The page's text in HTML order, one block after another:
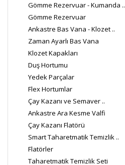
Gömme Rezervuar - Kumanda ..
Gömme Rezervuar
Ankastre Bas Vana - Klozet ..
Zaman Ayarlı Bas Vana
Klozet Kapakları
Duş Hortumu
Yedek Parçalar
Flex Hortumlar
Çay Kazanı ve Semaver ..
Ankastre Ara Kesme Valfi
Çay Kazanı Flatörü
Smart Taharetmatik Temizlik ..
Flatörler
Taharetmatik Temizlik Seti